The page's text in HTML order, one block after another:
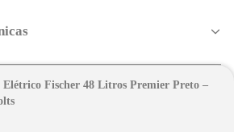
Elétrico Fischer 48 Litros Premier Preto –